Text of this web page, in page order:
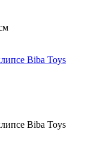
Biba Toys
Biba Toys